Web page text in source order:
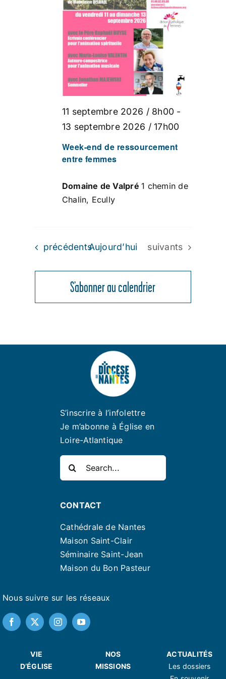
Week-end de ressourcement
entre femmes
11 septembre 2026 / 8h00 -
13 septembre 2026 / 17h00
Domaine de Valpré1 chemin de
Chalin, Ecully
Évènements
précédentsAujourd’hui Évènements
suivants
S’abonner au calendrier
S’inscrire à l’infolettre
Je m’abonne à Église en
Loire-Atlantique
Rechercher:
Nous suivre sur les réseaux
CONTACT
Cathédrale de Nantes
Maison Saint-Clair
Séminaire Saint-Jean
Maison du Bon Pasteur
VIE
D’ÉGLISE
NOS
MISSIONS
ACTUALITÉS
Les dossiers